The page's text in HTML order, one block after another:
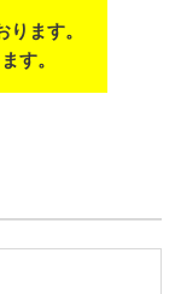
ます。
す。